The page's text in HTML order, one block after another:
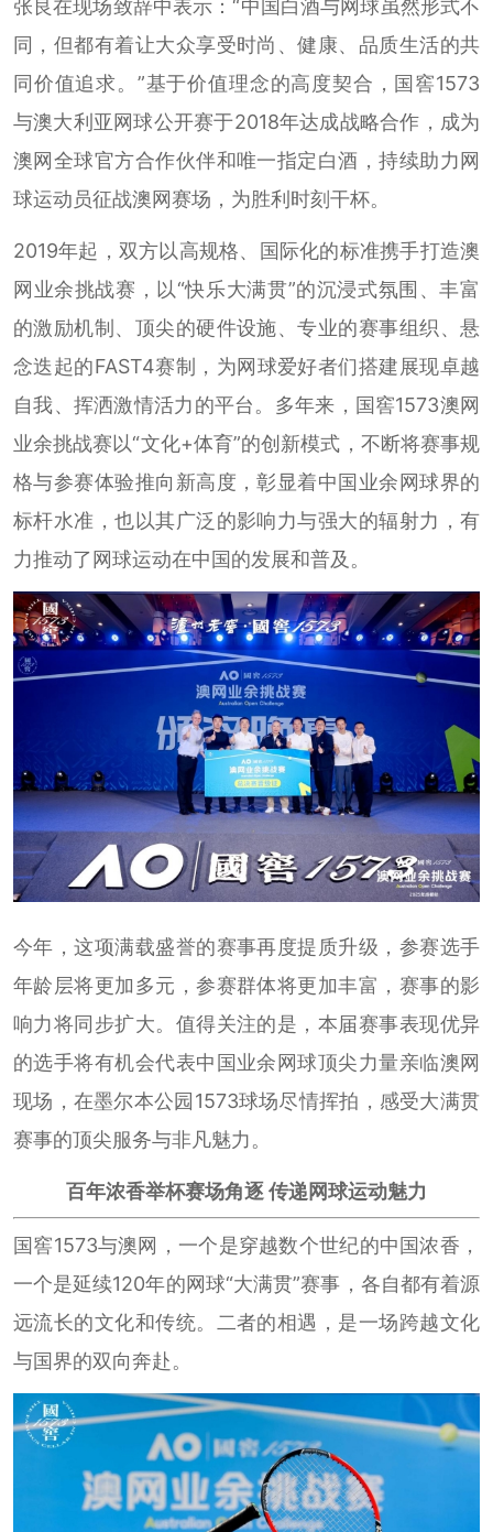
张良在现场致辞中表示：“中国白酒与网球虽然形式不
同，但都有着让大众享受时尚、健康、品质生活的共
同价值追求。”基于价值理念的高度契合，国窖1573
与澳大利亚网球公开赛于2018年达成战略合作，成为
澳网全球官方合作伙伴和唯一指定白酒，持续助力网
球运动员征战澳网赛场，为胜利时刻干杯。
2019年起，双方以高规格、国际化的标准携手打造澳
网业余挑战赛，以“快乐大满贯”的沉浸式氛围、丰富
的激励机制、顶尖的硬件设施、专业的赛事组织、悬
念迭起的FAST4赛制，为网球爱好者们搭建展现卓越
自我、挥洒激情活力的平台。多年来，国窖1573澳网
业余挑战赛以“文化+体育”的创新模式，不断将赛事规
格与参赛体验推向新高度，彰显着中国业余网球界的
标杆水准，也以其广泛的影响力与强大的辐射力，有
力推动了网球运动在中国的发展和普及。
今年，这项满载盛誉的赛事再度提质升级，参赛选手
年龄层将更加多元，参赛群体将更加丰富，赛事的影
响力将同步扩大。值得关注的是，本届赛事表现优异
的选手将有机会代表中国业余网球顶尖力量亲临澳网
现场，在墨尔本公园1573球场尽情挥拍，感受大满贯
赛事的顶尖服务与非凡魅力。
百年浓香举杯赛场角逐 传递网球运动魅力
国窖1573与澳网，一个是穿越数个世纪的中国浓香，
一个是延续120年的网球“大满贯”赛事，各自都有着源
远流长的文化和传统。二者的相遇，是一场跨越文化
与国界的双向奔赴。